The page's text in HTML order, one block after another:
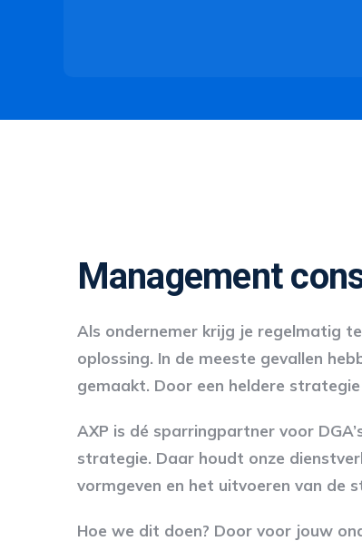
Management
Als ondernemer krijg je regelmatig
oplossing. In de meeste gevallen
gemaakt. Door een heldere
AXP is dé sparringpartner voor
strategie. Daar houdt onze
vormgeven en het uitvoeren van de
Hoe we dit doen? Door voor jouw